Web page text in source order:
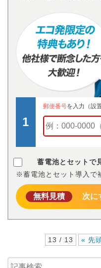
郵便番号を入力（設
蓄電池とセットで
※蓄電池とセット導入で
無料見積 次に
13 / 13 « 先